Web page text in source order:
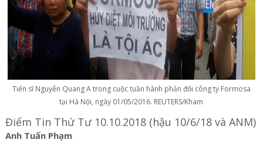
Tiến sĩ Nguyễn Quang A trong cuộc tuần hành phản đối công ty Formosa
tại Hà Nội, ngày 01/05/2016. REUTERS/Kham
Điểm Tin Thứ Tư 10.10.2018 (hậu 10/6/18 và ANM)
Anh Tuấn Phạm